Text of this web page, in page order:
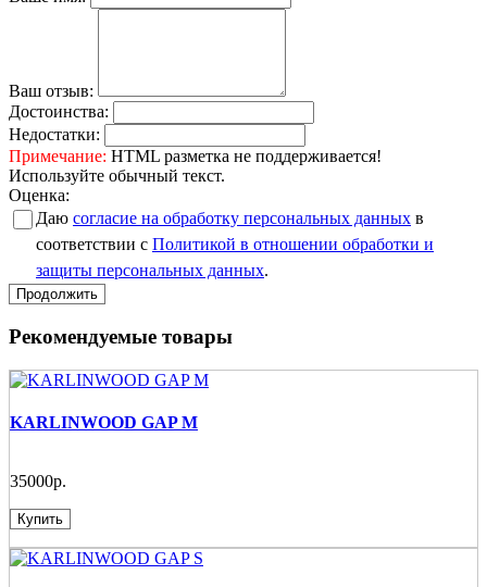
Ваш отзыв:
Достоинства:
Недостатки:
Примечание: HTML разметка не поддерживается!
Используйте обычный текст.
Оценка:
Даю согласие на обработку персональных данных в
соответствии с Политикой в отношении обработки и
защиты персональных данных.
Продолжить
Рекомендуемые товары
KARLINWOOD GAP M
35000р.
Купить